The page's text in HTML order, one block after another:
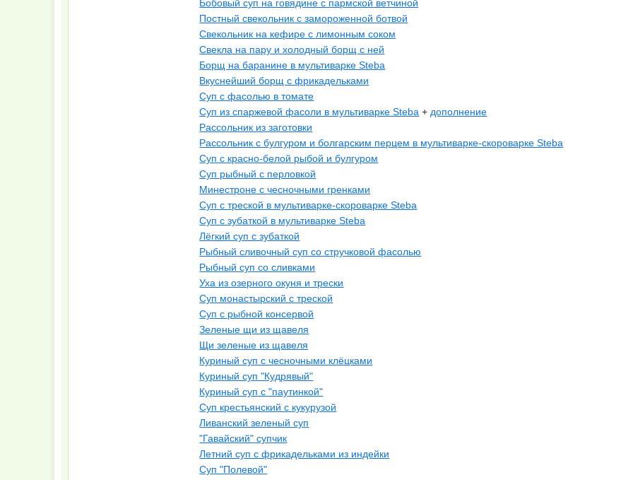
Бобовый суп на говядине с пармской ветчиной
Постный свекольник с замороженной ботвой
Свекольник на кефире с лимонным соком
Свекла на пару и холодный борщ с ней
Борщ на баранине в мультиварке Steba
Вкуснейший борщ с фрикадельками
Суп с фасолью в томате
Суп из спаржевой фасоли в мультиварке Steba + дополнение
Рассольник из заготовки
Рассольник с булгуром и болгарским перцем в мультиварке-скороварке Steba
Суп с красно-белой рыбой и булгуром
Суп рыбный с перловкой
Минестроне с чесночными гренками
Суп с треской в мультиварке-скороварке Steba
Суп с зубаткой в мультиварке Steba
Лёгкий суп с зубаткой
Рыбный сливочный суп со стручковой фасолью
Рыбный суп со сливками
Уха из озерного окуня и трески
Суп монастырский с треской
Суп с рыбной консервой
Зеленые щи из щавеля
Щи зеленые из щавеля
Куриный суп с чесночными клёцками
Куриный суп "Кудрявый"
Куриный суп с "паутинкой"
Суп крестьянский с кукурузой
Ливанский зеленый суп
"Гавайский" супчик
Летний суп с фрикадельками из индейки
Суп "Полевой"